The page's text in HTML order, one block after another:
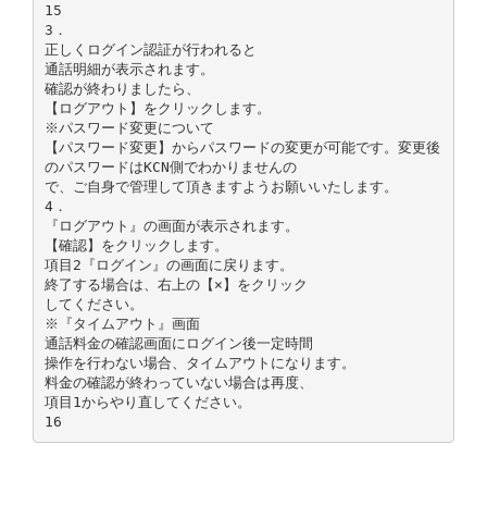
15
3．
正しくログイン認証が行われると
通話明細が表示されます。
確認が終わりましたら、
【ログアウト】をクリックします。
※パスワード変更について
【パスワード変更】からパスワードの変更が可能です。変更後
のパスワードはKCN側でわかりませんの
で、ご自身で管理して頂きますようお願いいたします。
4．
『ログアウト』の画面が表示されます。
【確認】をクリックします。
項目2『ログイン』の画面に戻ります。
終了する場合は、右上の【×】をクリック
してください。
※『タイムアウト』画面
通話料金の確認画面にログイン後一定時間
操作を行わない場合、タイムアウトになります。
料金の確認が終わっていない場合は再度、
項目1からやり直してください。